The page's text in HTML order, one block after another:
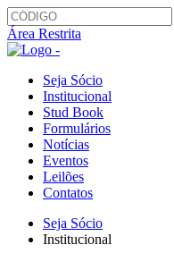
Área Restrita
Seja Sócio
Institucional
Stud Book
Formulários
Notícias
Eventos
Leilões
Contatos
Seja Sócio
Institucional